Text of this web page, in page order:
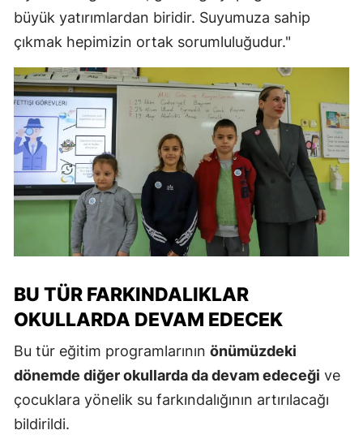
büyük yatırımlardan biridir. Suyumuza sahip
çıkmak hepimizin ortak sorumluluğudur."
BU TÜR FARKINDALIKLAR
OKULLARDA DEVAM EDECEK
Bu tür eğitim programlarının önümüzdeki
dönemde diğer okullarda da devam edeceği ve
çocuklara yönelik su farkındalığının artırılacağı
bildirildi.